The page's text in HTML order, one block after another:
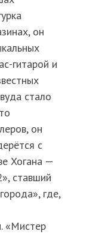
он
гитарой и
стало
он
с
Хогана —
ставший
где,
«Мистер